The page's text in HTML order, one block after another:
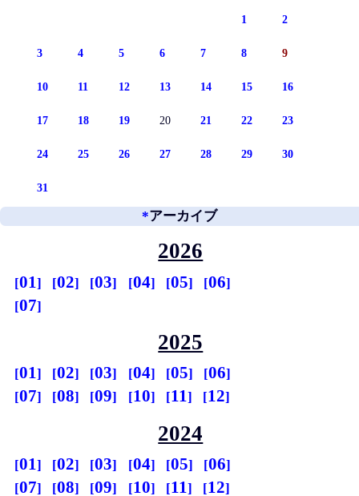
1 2
3 4 5 6 7 8 9
10 11 12 13 14 15 16
17 18 19 20 21 22 23
24 25 26 27 28 29 30
31
*アーカイブ
2026
01 02 03 04 05
06
07
2025
01 02 03 04 05
06
07
08 09 10 11 12
2024
01 02 03 04 05
06
07
08 09 10 11 12